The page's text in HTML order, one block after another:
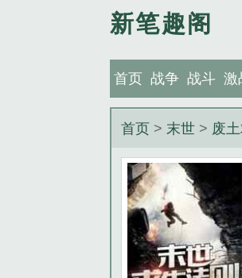
新笔趣阁
首页 战争 战斗 激
首页 > 末世 > 废